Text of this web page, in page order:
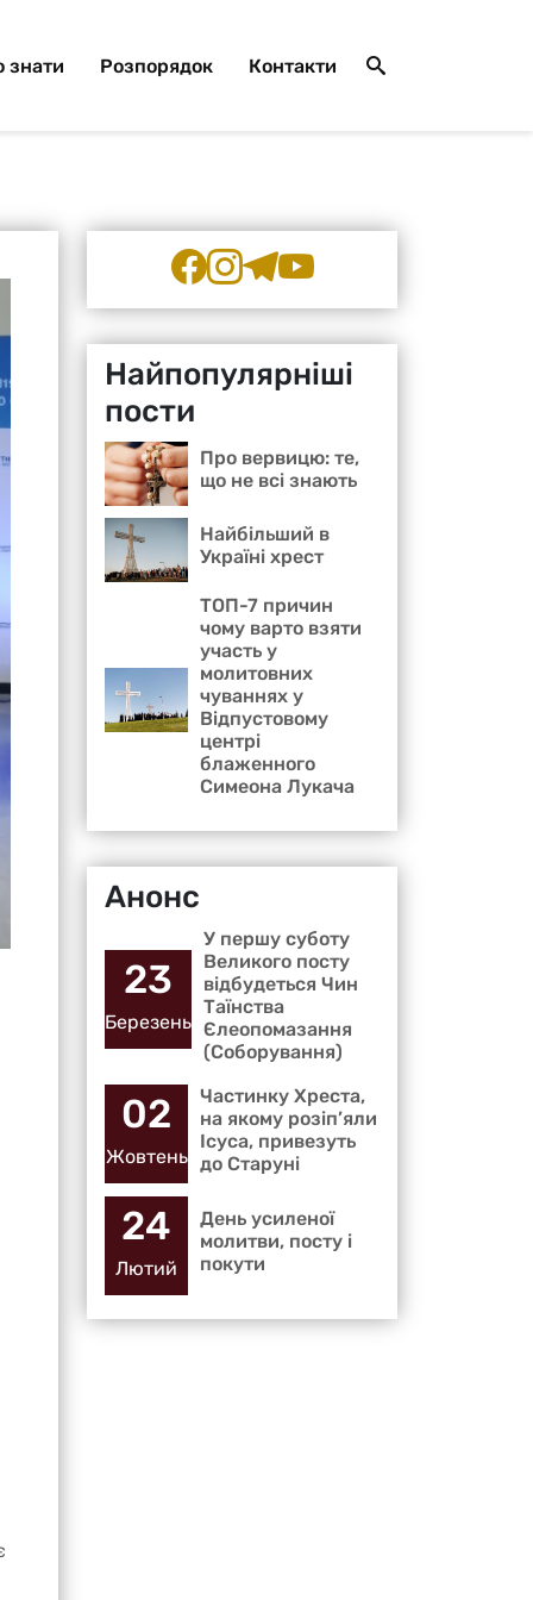
знати Розпорядок Контакти
Найпопулярніші
пости
Про вервицю: те,
що не всі знають
Найбільший в
Україні хрест
ТОП-7 причин
чому варто взяти
участь у
молитовних
чуваннях у
Відпустовому
центрі
блаженного
Симеона Лукача
Анонс
23
Березень
У першу суботу
Великого посту
відбудеться Чин
Таїнства
Єлеопомазання
(Соборування)
02
Жовтень
Частинку Хреста,
на якому розіп’яли
Ісуса, привезуть
до Старуні
24
Лютий
День усиленої
молитви, посту і
покути